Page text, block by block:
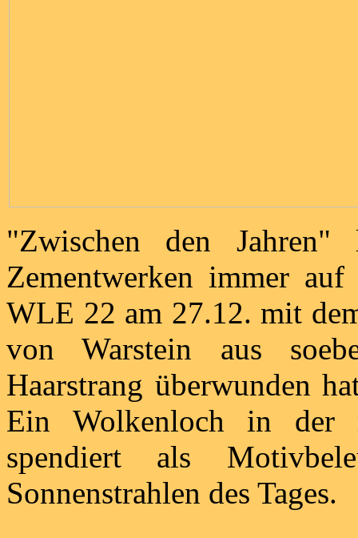
"Zwischen den
Zementwerken immer
WLE 22 am 27.12. mit
von Warstein aus
Haarstrang überwunden
Ein Wolkenloch in der
spendiert als
Sonnenstrahlen des Tages.